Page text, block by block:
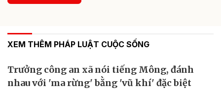
XEM THÊM PHÁP LUẬT CUỘC SỐNG
Trưởng công an xã nói tiếng Mông, đánh
nhau với 'ma rừng' bằng 'vũ khí' đặc biệt